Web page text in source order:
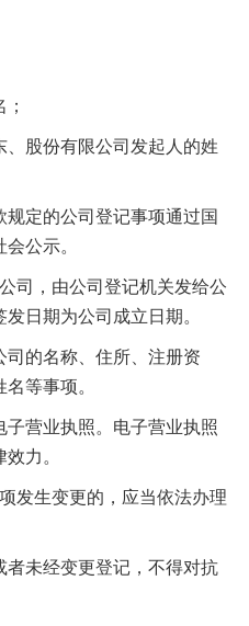
股份有限公司发起人的姓
定的公司登记事项通过国
公示。
，由公司登记机关发给公
日期为公司成立日期。
的名称、住所、注册资
等事项。
营业执照。电子营业执照
力。
生变更的，应当依法办理
未经变更登记，不得对抗